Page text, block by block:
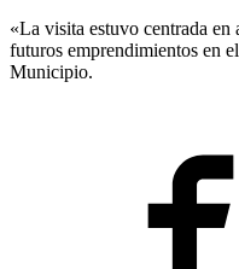
«La visita estuvo centrada en
futuros emprendimientos en
Municipio.